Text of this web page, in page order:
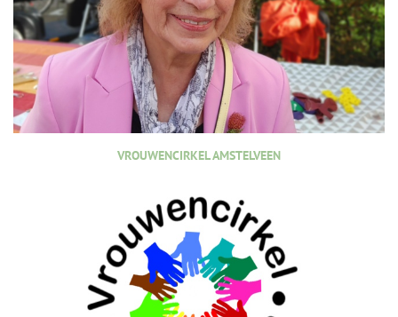
VROUWENCIRKEL AMSTELVEEN